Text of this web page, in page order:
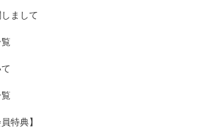
まして
特典】